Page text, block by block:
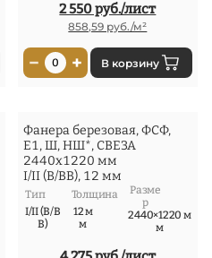
2 550 руб./лист
858,59 руб./м²
− 0 + В корзину
Фанера березовая, ФСФ,
Е1, Ш, НШ*, СВЕЗА
2440x1220 мм
I/II (В/ВВ), 12 мм
Тип
I/II (В/В
В)
Толщина
12 м
м
Разме
р
2440×1220 м
м